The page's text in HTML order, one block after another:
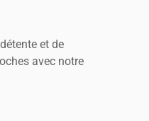
et de
avec notre